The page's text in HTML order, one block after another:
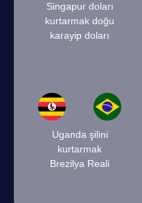
Singapur doları
kurtarmak doğu
karayip doları
Uganda şilini
kurtarmak
Brezilya Reali